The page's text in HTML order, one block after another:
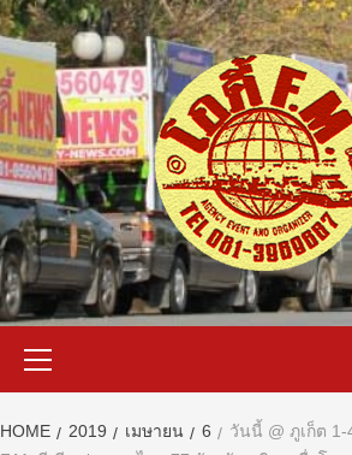
Skip
to
content
HOME 2019 เมษายน 6
วันนี้ @ ภูเก็ต